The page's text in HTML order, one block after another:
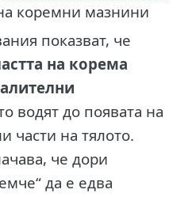
коремни мазнини
показват, че
на корема
водят до появата на
части на тялото.
че дори
да е едва